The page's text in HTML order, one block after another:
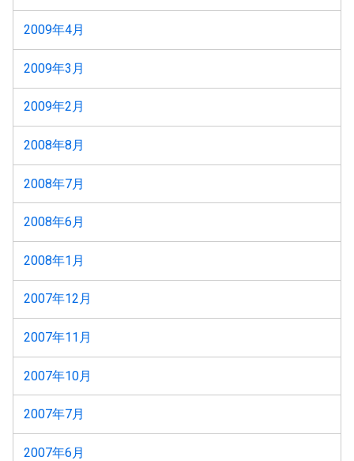
2009年4月
2009年3月
2009年2月
2008年8月
2008年7月
2008年6月
2008年1月
2007年12月
2007年11月
2007年10月
2007年7月
2007年6月